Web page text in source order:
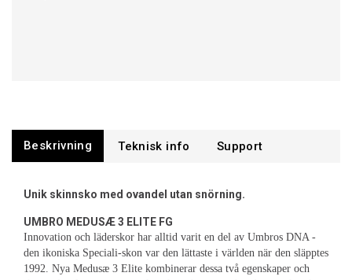
Beskrivning Support
Unik skinnsko med ovandel utan snörning.
UMBRO MEDUSÆ 3 ELITE FG
Innovation och läderskor har alltid varit en del av Umbros DNA -
den ikoniska Speciali-skon var den lättaste i världen när den släpptes
1992. Nya Medusæ 3 Elite kombinerar dessa två egenskaper och